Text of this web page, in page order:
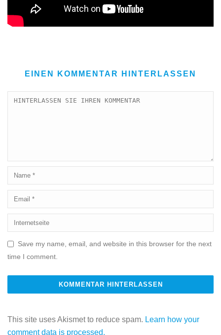
EINEN KOMMENTAR HINTERLASSEN
Save my name, email, and website in this browser for the next
time I comment.
This site uses Akismet to reduce spam. Learn how your
comment data is processed.